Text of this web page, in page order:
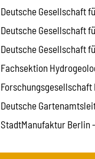
Deutsche Gesellschaft
Deutsche Gesellschaft
Deutsche Gesellschaft
Fachsektion
Forschungsgesellschaft
Deutsche
StadtManufaktur Berlin